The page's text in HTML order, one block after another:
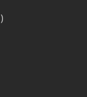
)